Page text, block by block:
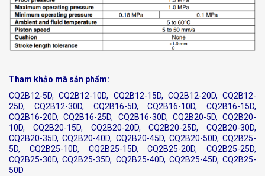
Tham khảo mã sản phẩm:
CQ2B12-5D, CQ2B12-10D, CQ2B12-15D, CQ2B12-20D, CQ2B12-
25D, CQ2B12-30D, CQ2B16-5D, CQ2B16-10D, CQ2B16-15D,
CQ2B16-20D, CQ2B16-25D, CQ2B16-30D, CQ2B20-5D, CQ2B20-
10D, CQ2B20-15D, CQ2B20-20D, CQ2B20-25D, CQ2B20-30D,
CQ2B20-35D, CQ2B20-40D, CQ2B20-45D, CQ2B20-50D, CQ2B25-
5D, CQ2B25-10D, CQ2B25-15D, CQ2B25-20D, CQ2B25-25D,
CQ2B25-30D, CQ2B25-35D, CQ2B25-40D, CQ2B25-45D, CQ2B25-
50D